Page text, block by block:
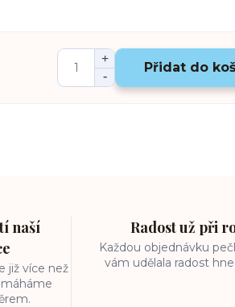
Přidat do
naší
již více než
Radost už při
Každou objednávku
vám udělala radost